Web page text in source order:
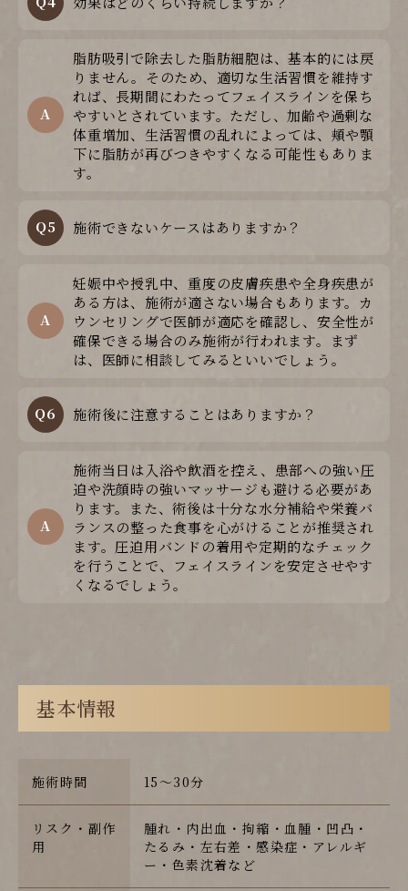
A
脂肪吸引で除去した脂肪細胞は、基本的には戻
りません。そのため、適切な生活習慣を維持す
れば、長期間にわたってフェイスラインを保ち
やすいとされています。ただし、加齢や過剰な
体重増加、生活習慣の乱れによっては、頬や顎
下に脂肪が再びつきやすくなる可能性もありま
す。
Q5 施術できないケースはありますか？
A
妊娠中や授乳中、重度の皮膚疾患や全身疾患が
ある方は、施術が適さない場合もあります。カ
ウンセリングで医師が適応を確認し、安全性が
確保できる場合のみ施術が行われます。まず
は、医師に相談してみるといいでしょう。
Q6 施術後に注意することはありますか？
A
施術当日は入浴や飲酒を控え、患部への強い圧
迫や洗顔時の強いマッサージも避ける必要があ
ります。また、術後は十分な水分補給や栄養バ
ランスの整った食事を心がけることが推奨され
ます。圧迫用バンドの着用や定期的なチェック
を行うことで、フェイスラインを安定させやす
くなるでしょう。
基本情報
施術時間 15～30分
リスク・副作
用
腫れ・内出血・拘縮・血腫・凹凸・
たるみ・左右差・感染症・アレルギ
ー・色素沈着など